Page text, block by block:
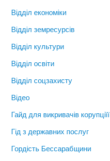
Відділ економіки
Відділ земресурсів
Відділ культури
Відділ освіти
Відділ соцзахисту
Відео
Гайд для викривачів корупціїї
Гід з державних послуг
Гордість Бессарабщини